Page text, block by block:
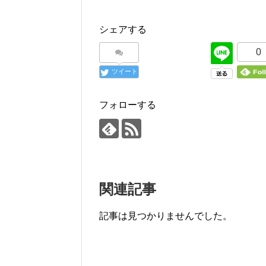
シェアする
ツイート
0
フォローする
関連記事
記事は見つかりませんでした。